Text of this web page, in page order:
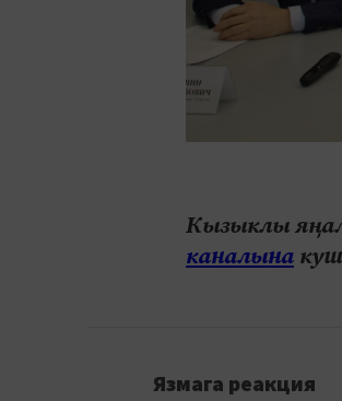
Кызыклы
каналына
Язмага реакция